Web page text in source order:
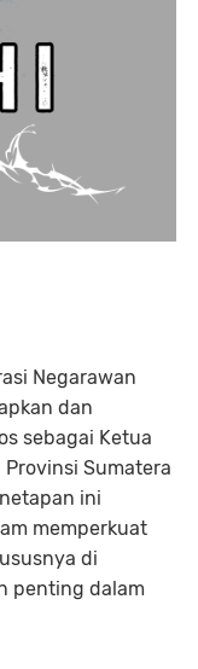
Negarawan
dan
sebagai Ketua
Provinsi Sumatera
ini
memperkuat
di
penting dalam